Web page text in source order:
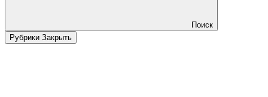
Поиск
Рубрики Закрыть